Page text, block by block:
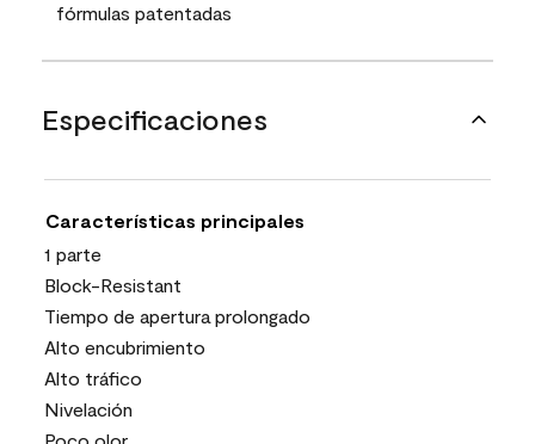
fórmulas patentadas
Especificaciones
Características principales
1 parte
Block-Resistant
Tiempo de apertura prolongado
Alto encubrimiento
Alto tráfico
Nivelación